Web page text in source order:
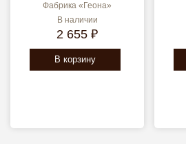
Фабрика «Геона»
В наличии
2 655 ₽
В корзину